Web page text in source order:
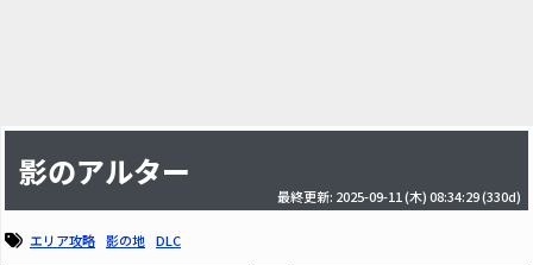
影のアルター
最終更新: 2025-09-11 (木) 08:34:29(330d)
エリア攻略 影の地 DLC